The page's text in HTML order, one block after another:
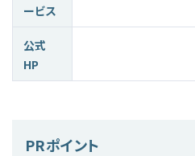
ービス
公式
HP
PRポイント